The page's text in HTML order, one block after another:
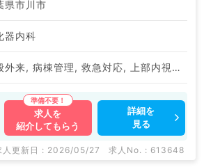
県市川市
器内科
一般外来, 病棟管理, 救急対応, 上部内視鏡検査（ＧＦ）, 下部内視鏡検査（ＣＦ）
求人を
紹介してもらう
詳細を
見る
人更新日 : 2026/05/27 求人No. : 613648